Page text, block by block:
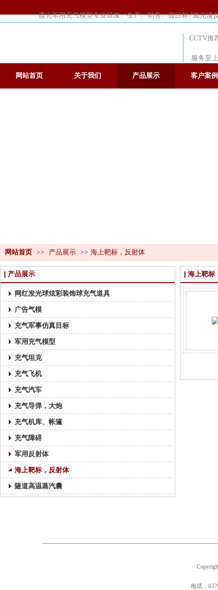
霞光军用充气模型专业研发、生产、销售、假目标,*激光
CCTV推
服务至
网站首页 关于我们 产品展示 客户案例
网站首页 >> 产品展示 >> 海上靶标，反射体
产品展示
网红发光球炫彩装饰球充气道具
广告气模
充气军事仿真目标
军用充气模型
充气坦克
充气飞机
充气汽车
充气导弹，大炮
充气机库、帐篷
充气障碍
军用反射体
海上靶标，反射体
隧道高温蒸汽囊
海上靶标
电话：